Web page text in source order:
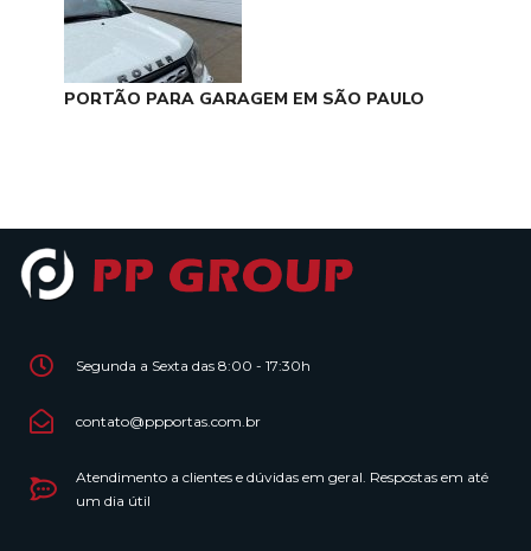
PORTÃO PARA GARAGEM EM SÃO PAULO
Segunda a Sexta das 8:00 - 17:30h
contato@ppportas.com.br
Atendimento a clientes e dúvidas em geral. Respostas em até
um dia útil